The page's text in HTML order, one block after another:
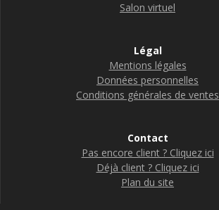
Salon virtuel
Légal
Mentions légales
Données personnelles
Conditions générales de ventes
Contact
Pas encore client ? Cliquez ici
Déjà client ? Cliquez ici
Plan du site